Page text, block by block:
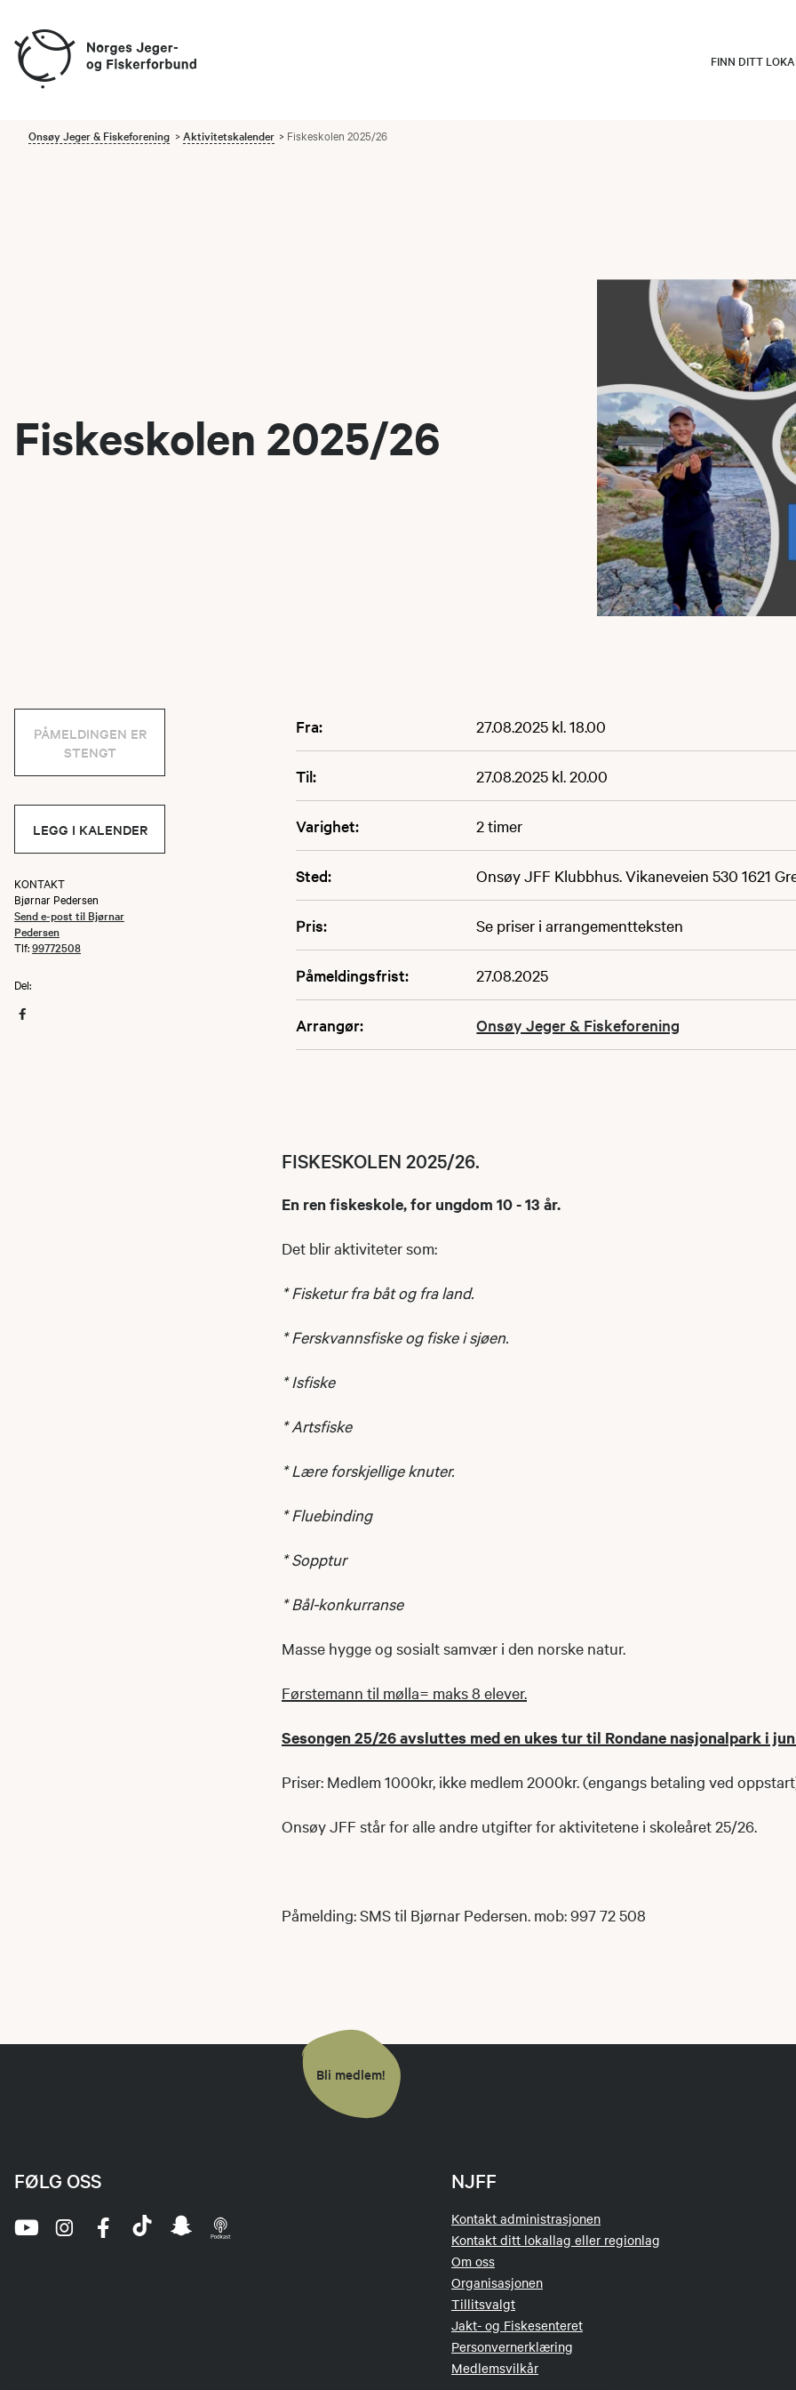
FINN DITT
Onsøy Jeger & Fiskeforening Aktivitetskalender Fiskeskolen 2025/26
Fiskeskolen 2025/26
Fra: 27.08.2025 kl. 18.00
Til: 27.08.2025 kl. 20.00
Varighet: 2 timer
Sted: Onsøy JFF Klubbhus. Vikaneveien 530 1621
Pris: Se priser i arrangementteksten
Påmeldingsfrist: 27.08.2025
Arrangør: Onsøy Jeger & Fiskeforening
PÅMELDINGEN ER
STENGT
LEGG I KALENDER
KONTAKT
Bjørnar Pedersen
Send e-post til Bjørnar
Pedersen
Tlf:99772508
Del:
FISKESKOLEN 2025/26.
En ren fiskeskole, for ungdom 10 - 13 år.
Det blir aktiviteter som:
* Fisketur fra båt og fra land.
* Ferskvannsfiske og fiske i sjøen.
* Isfiske
* Artsfiske
* Lære forskjellige knuter.
* Fluebinding
* Sopptur
* Bål-konkurranse
Masse hygge og sosialt samvær i den norske natur.
Førstemann til mølla= maks 8 elever.
Sesongen 25/26 avsluttes med en ukes tur til Rondane nasjonalpark i
Priser: Medlem 1000kr, ikke medlem 2000kr. (engangs betaling ved
Onsøy JFF står for alle andre utgifter for aktivitetene i skoleåret 25/26.
Påmelding: SMS til Bjørnar Pedersen. mob: 997 72 508
Bli medlem!
NJFF
Kontakt administrasjonen
Kontakt ditt lokallag eller regionlag
Om oss
Organisasjonen
Tillitsvalgt
Jakt- og Fiskesenteret
Personvernerklæring
Medlemsvilkår
FØLG OSS